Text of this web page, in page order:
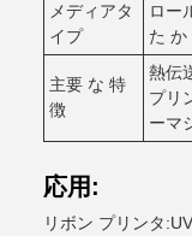
メディアタ
イプ
ロー
た か
主要 な 特
徴
熱伝
プリ
ーマ
応用:
リボン プリンタ